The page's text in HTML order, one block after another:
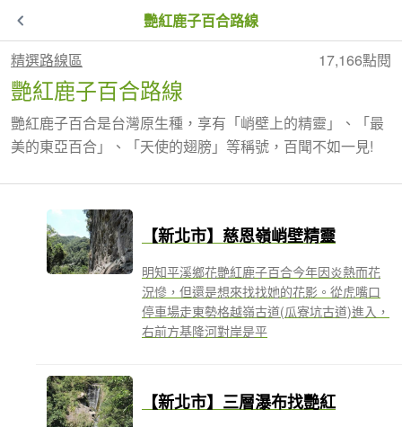
艷紅鹿子百合路線
精選路線區
17,166點閱
艷紅鹿子百合路線
艷紅鹿子百合是台灣原生種，享有「峭壁上的精靈」、「最
美的東亞百合」、「天使的翅膀」等稱號，百聞不如一見!
【新北市】慈恩嶺峭壁精靈
明知平溪鄉花艷紅鹿子百合今年因炎熱而花
況慘，但還是想來找找她的花影。從虎嘴口
停車場走東勢格越嶺古道(瓜寮坑古道)進入，
右前方基隆河對岸是平
【新北市】三層瀑布找艷紅